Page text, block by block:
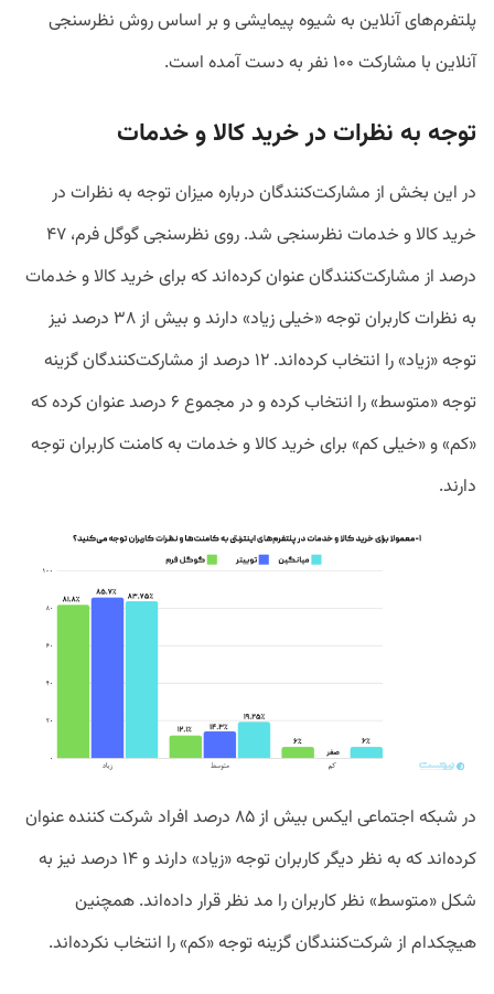
پلتفرم‌های آنلاین به شیوه پیمایشی و بر اساس روش نظرسنجی
آنلاین با مشارکت ۱۰۰ نفر به دست آمده است.
توجه به نظرات در خرید کالا و خدمات
در این بخش از مشارکت‌کنندگان درباره میزان توجه به نظرات در
خرید کالا و خدمات نظرسنجی شد. روی نظرسنجی گوگل فرم، ۴۷
درصد از مشارکت‌کنندگان عنوان کرده‌اند که برای خرید کالا و خدمات
به نظرات کاربران توجه «خیلی زیاد» دارند و بیش از ۳۸ درصد نیز
توجه «زیاد» را انتخاب کرده‌اند. ۱۲ درصد از مشارکت‌کنندگان گزینه
توجه «متوسط» را انتخاب کرده و در مجموع ۶ درصد عنوان کرده که
«کم» و «خیلی کم» برای خرید کالا و خدمات به کامنت کاربران توجه
دارند.
در شبکه اجتماعی ایکس بیش از ۸۵ درصد افراد شرکت کننده عنوان
کرده‌اند که به نظر دیگر کاربران توجه «زیاد» دارند و ۱۴ درصد نیز به
شکل «متوسط» نظر کاربران را مد نظر قرار داده‌اند. همچنین
هیچکدام از شرکت‌کنندگان گزینه توجه «کم» را انتخاب نکرده‌اند.